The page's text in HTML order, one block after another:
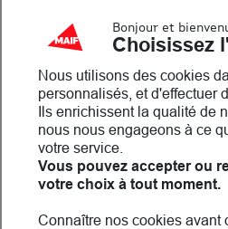
Bonjour et
Choisissez
Nous utilisons des cookies
personnalisés, et d'effectuer
Ils enrichissent la qualité de
nous nous engageons à ce
votre service.
Vous pouvez accepter ou
votre choix à tout moment.
Connaître nos cookies avant